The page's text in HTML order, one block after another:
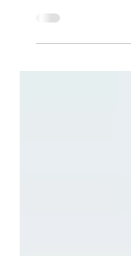
Zwischen